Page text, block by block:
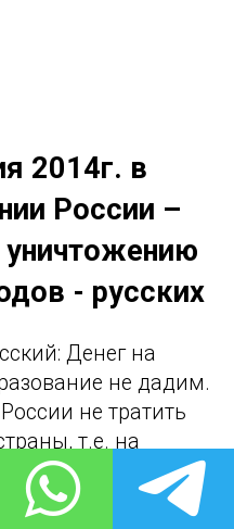
2014г. в
России –
- русских
Денег на
не дадим.
не тратить
т.е. на
дотации,
и